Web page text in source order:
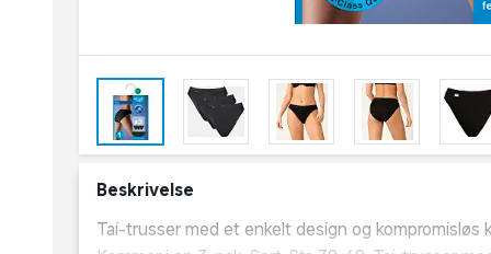
Beskrivelse
Tai-trusser med et enkelt design og kompromisløs